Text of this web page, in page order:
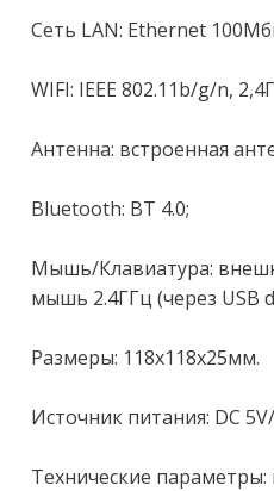
Сеть LАN: Еthеrnеt
WIFI: IЕЕЕ 802.11b/g/n,
Антенна: встроенная
Вluеtооth: ВТ 4.0;
Мышь/Клавиатура:
мышь 2.4ГГц (через USВ
Размеры: 118х118х25мм.
Источник питания: DС
Технические